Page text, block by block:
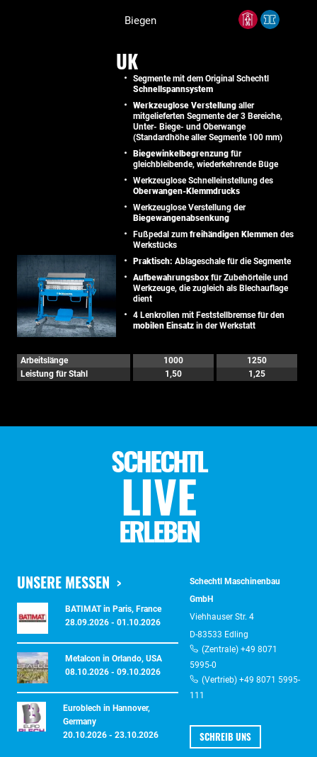
Biegen
UK
Segmente mit dem Original Schechtl
Schnellspannsystem
Werkzeuglose Verstellung aller
mitgelieferten Segmente der 3 Bereiche,
Unter- Biege- und Oberwange
(Standardhöhe aller Segmente 100 mm)
Biegewinkelbegrenzung für
gleichbleibende, wiederkehrende Büge
Werkzeuglose Schnelleinstellung des
Oberwangen-Klemmdrucks
Werkzeuglose Verstellung der
Biegewangenabsenkung
Fußpedal zum freihändigen Klemmen des
Werkstücks
Praktisch: Ablageschale für die Segmente
Aufbewahrungsbox für Zubehörteile und
Werkzeuge, die zugleich als Blechauflage
dient
4 Lenkrollen mit Feststellbremse für den
mobilen Einsatz in der Werkstatt
Arbeitslänge 1000
1250
Leistung für Stahl
1,50 1,25
SCHECHTL
LIVE
ERLEBEN
UNSERE MESSEN
BATIMAT in Paris, France
28.09.2026 - 01.10.2026
Metalcon in Orlando, USA
08.10.2026 - 09.10.2026
Euroblech in Hannover,
Germany
20.10.2026 - 23.10.2026
Schechtl Maschinenbau
GmbH
Viehhauser Str. 4
D-83533 Edling
(Zentrale) +49 8071
5995-0
(Vertrieb) +49 8071 5995-
111
SCHREIB UNS